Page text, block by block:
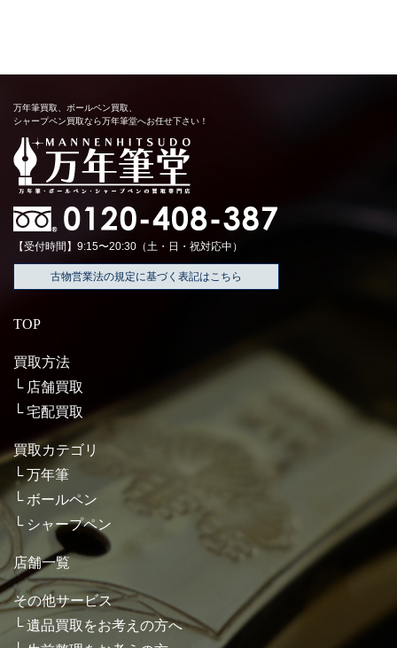
万年筆買取、ボールペン買取、
シャープペン買取なら万年筆堂へお任せ下さい！
【受付時間】9:15〜20:30（土・日・祝対応中）
古物営業法の規定に基づく表記はこちら
TOP
買取方法
店舗買取
宅配買取
買取カテゴリ
万年筆
ボールペン
シャープペン
店舗一覧
その他サービス
遺品買取をお考えの方へ